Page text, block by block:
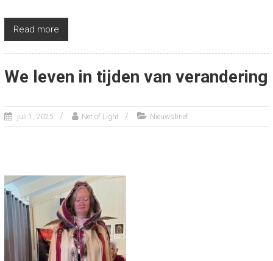
Read more
We leven in tijden van verandering
juli 1, 2025 Net of Light Nieuwsbrief